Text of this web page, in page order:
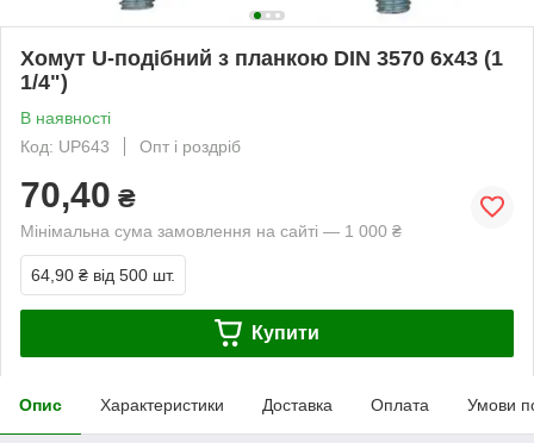
Хомут U-подібний з планкою DIN 3570 6x43 (1
1/4")
В наявності
Код: UP643
Опт і роздріб
70,40 ₴
Мінімальна сума замовлення на сайті — 1 000 ₴
64,90 ₴ від 500 шт.
Купити
Опис Характеристики Доставка Оплата Умови